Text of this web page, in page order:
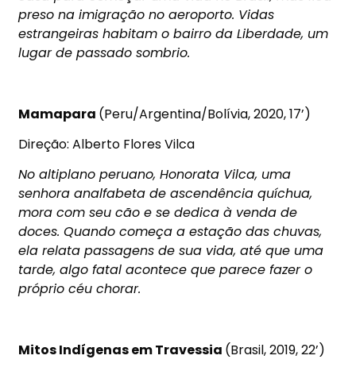
preso na imigração no aeroporto. Vidas
estrangeiras habitam o bairro da Liberdade, um
lugar de passado sombrio.
Mamapara (Peru/Argentina/Bolívia, 2020, 17’)
Direção: Alberto Flores Vilca
No altiplano peruano, Honorata Vilca, uma
senhora analfabeta de ascendência quíchua,
mora com seu cão e se dedica à venda de
doces. Quando começa a estação das chuvas,
ela relata passagens de sua vida, até que uma
tarde, algo fatal acontece que parece fazer o
próprio céu chorar.
Mitos Indígenas em Travessia (Brasil, 2019, 22’)